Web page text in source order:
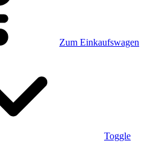
Zum Einkaufswagen
Toggle